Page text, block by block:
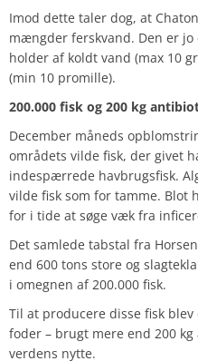
Imod dette taler dog, at
mængder ferskvand. Den er
holder af koldt vand (max 10
(min 10 promille).
200.000 fisk og 200 kg
December måneds
områdets vilde fisk, der givet
indespærrede havbrugsfisk.
vilde fisk som for tamme. Blot
for i tide at søge væk fra
Det samlede tabstal fra
end 600 tons store og
i omegnen af 200.000 fisk.
Til at producere disse fisk
foder – brugt mere end 200
verdens nytte.